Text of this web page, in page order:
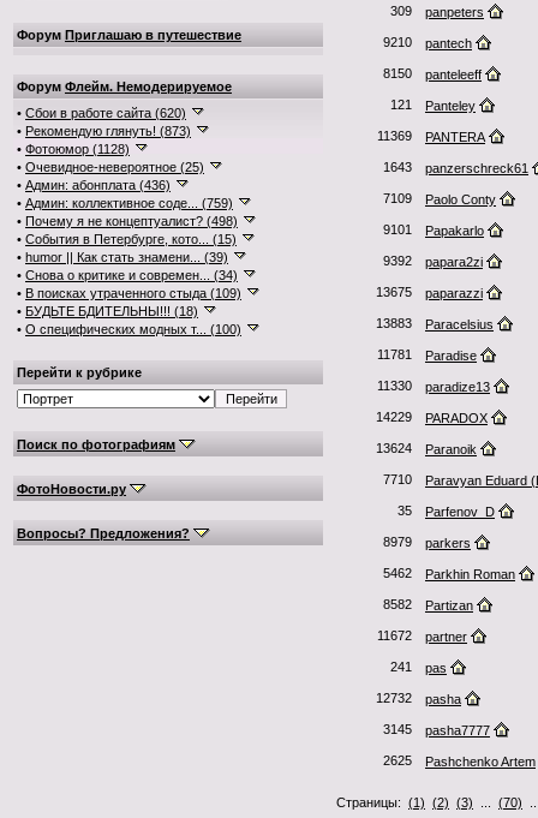
Форум Приглашаю в путешествие
Форум Флейм. Немодерируемое
• Сбои в работе сайта (620)
• Рекомендую глянуть! (873)
• Фотоюмор (1128)
• Очевидное-невероятное (25)
• Админ: абонплата (436)
• Админ: коллективное соде... (759)
• Почему я не концептуалист? (498)
• События в Петербурге, кото... (15)
• humor || Как стать знамени... (39)
• Снова о критике и современ... (34)
• В поисках утраченного стыда (109)
• БУДЬТЕ БДИТЕЛЬНЫ!!! (18)
• О специфических модных т... (100)
Перейти к рубрике
Поиск по фотографиям
ФотоНовости.ру
Вопросы? Предложения?
309 panpeters
9210 pantech
8150 panteleeff
121 Panteley
11369 PANTERA
1643 panzerschreck61
7109 Paolo Conty
9101 Papakarlo
9392 papara2zi
13675 paparazzi
13883 Paracelsius
11781 Paradise
11330 paradize13
14229 PARADOX
13624 Paranoik
7710 Paravyan Eduard
35 Parfenov_D
8979 parkers
5462 Parkhin Roman
8582 Partizan
11672 partner
241 pas
12732 pasha
3145 pasha7777
2625 Pashchenko Artem
Страницы: (1) (2) (3) (70)